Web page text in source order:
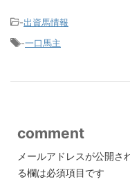
-出資馬情報
-一口馬主
comment
メールアドレスが公開さ
る欄は必須項目です